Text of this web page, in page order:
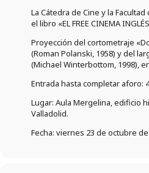
La Cátedra de Cine y la
el libro «EL FREE CINEMA
Proyección del cortometraje
(Roman Polanski, 1958) y del
(Michael Winterbottom, 1998),
Entrada hasta completar aforo:
Lugar: Aula Mergelina, edificio
Valladolid.
Fecha: viernes 23 de octubre de